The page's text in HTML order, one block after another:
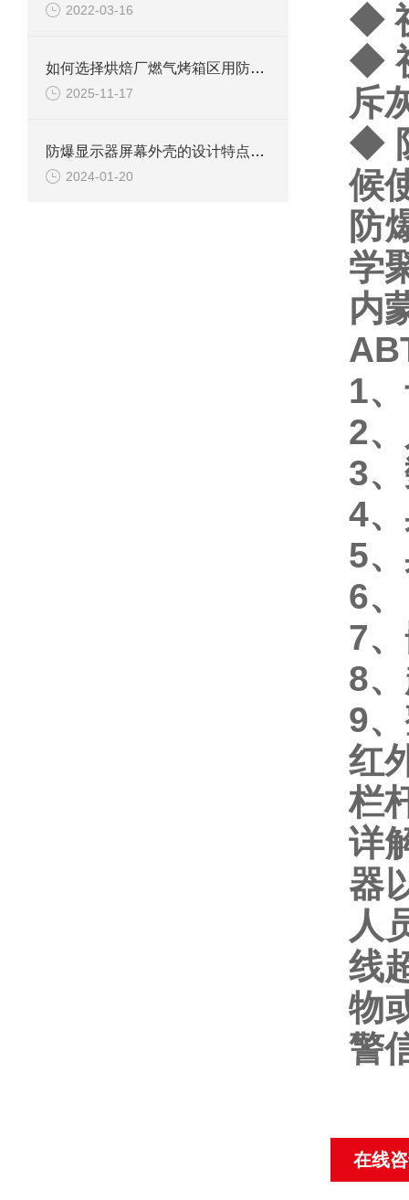
2022-03-16
如何选择烘焙厂燃气烤箱区用防爆柜？
2025-11-17
防爆显示器屏幕外壳的设计特点和要求
2024-01-20
◆
◆
斥
◆
候
防
学
内
1
2
3
4
5
6
7、
8
9
红
栏
详
器
人
线
物
警
在线